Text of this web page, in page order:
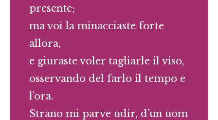
presente;
ma voi la minacciaste forte
allora,
e giuraste voler tagliarle il viso,
osservando del farlo il tempo e
l’ora.
Strano mi parve udir, d’un uom